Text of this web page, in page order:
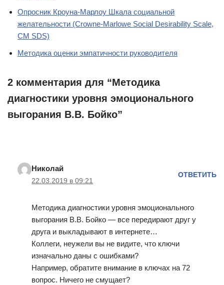
Опросник Кроуна-Марлоу Шкала социальной
желательности (Crowne-Marlowe Social Desirability Scale,
CM SDS)
Методика оценки эмпатичности руководителя
2 комментария для “Методика
диагностики уровня эмоционального
выгорания В.В. Бойко”
Николай
22.03.2019 в 09:21
ОТВЕТИТЬ
Методика диагностики уровня эмоционального
выгорания В.В. Бойко — все передирают друг у
друга и выкладывают в интернете…
Коллеги, неужели вы не видите, что ключи
изначально даны с ошибками?
Например, обратите внимание в ключах на 72
вопрос. Ничего не смущает?